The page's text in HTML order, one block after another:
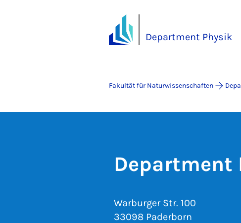
Department Physik
Fakultät für Naturwissenschaften
Department
Warburger Str. 100
33098 Paderborn